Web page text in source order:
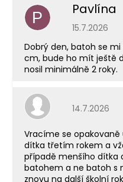
P Pavlína
Hodnocení
15.7.2026
Dobrý den, batoh se
cm, bude ho mít ještě
nosil minimálně 2 roky.
Hodnocení
14.7.2026
Vracíme se
dítka třetím rokem a
případě menšího dítka
batohem a ne batoh s
znovu na další školní